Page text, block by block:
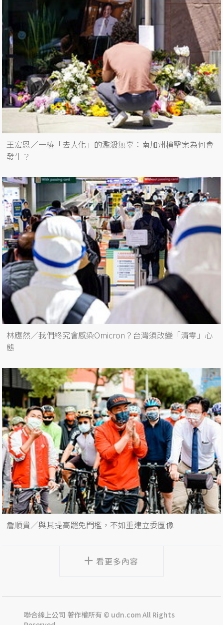
王宏恩／一樁「去人化」的濫殺無辜：南加州槍擊案為何會
發生？
林應然／我們終究會感染Omicron？台灣須改變「清零」心
態
詹順貴／與其提高罷免門檻，不如重建立委圖像
看更多內容
聯合線上公司 著作權所有 © udn.com All Rights